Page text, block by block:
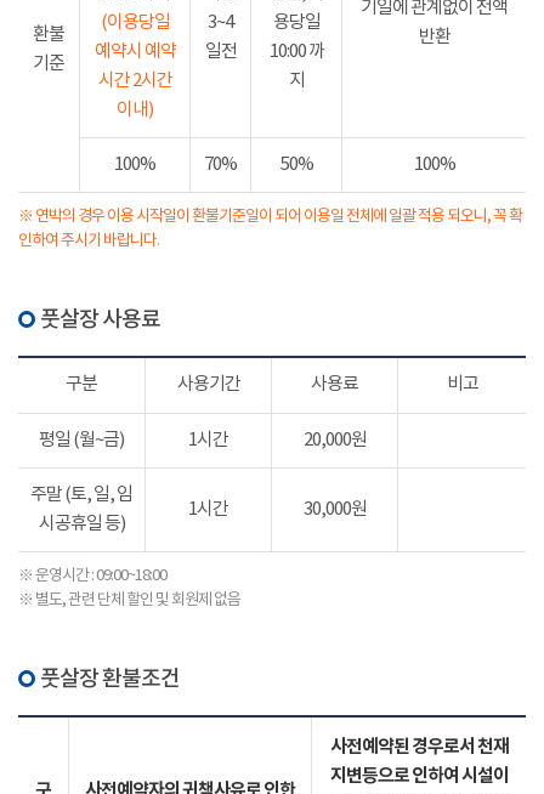
환불
기준
(이용당일
예약시 예약
시간 2시간
이내)
3~4
일전
용당일
10:00 까
지
기일에 관계없이 전액
반환
100% 70% 50% 100%
※ 연박의 경우 이용 시작일이 환불기준일이 되어 이용일 전체에 일괄 적용 되오니, 꼭 확
인하여 주시기 바랍니다.
풋살장 사용료
구분 사용기간 사용료 비고
평일 (월~금) 1시간 20,000원
주말 (토, 일, 임
시공휴일 등)
1시간 30,000원
※ 운영시간 : 09:00~18:00
※ 별도, 관련 단체 할인 및 회원제 없음
풋살장 환불조건
사전예약된 경우로서 천재
지변등으로 인하여 시설이